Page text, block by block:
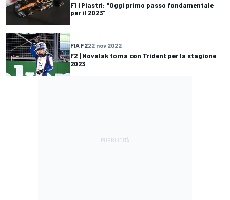
F1 | Piastri: "Oggi primo passo fondamentale
per il 2023"
FIA F222 nov 2022
F2 | Novalak torna con Trident per la stagione
2023